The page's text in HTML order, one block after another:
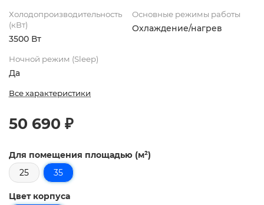
Холодопроизводительность
(кВт)
3500 Вт
Основные режимы работы
Охлаждение/нагрев
Ночной режим (Sleep)
Да
Все характеристики
50 690 ₽
Для помещения площадью (м²)
25
35
Цвет корпуса